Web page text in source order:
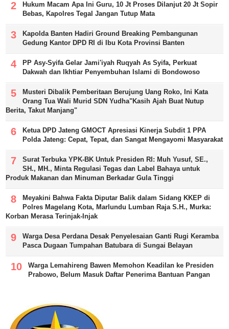
Hukum Macam Apa Ini Guru, 10 Jt Proses Dilanjut 20 Jt Sopir
Bebas, Kapolres Tegal Jangan Tutup Mata
Kapolda Banten Hadiri Ground Breaking Pembangunan
Gedung Kantor DPD RI di Ibu Kota Provinsi Banten
PP Asy-Syifa Gelar Jami'iyah Ruqyah As Syifa, Perkuat
Dakwah dan Ikhtiar Penyembuhan Islami di Bondowoso
Musteri Dibalik Pemberitaan Berujung Uang Roko, Ini Kata
Orang Tua Wali Murid SDN Yudha"Kasih Ajah Buat Nutup
Berita, Takut Manjang"
Ketua DPD Jateng GMOCT Apresiasi Kinerja Subdit 1 PPA
Polda Jateng: Cepat, Tepat, dan Sangat Mengayomi Masyarakat
Surat Terbuka YPK-BK Untuk Presiden RI: Muh Yusuf, SE.,
SH., MH., Minta Regulasi Tegas dan Label Bahaya untuk
Produk Makanan dan Minuman Berkadar Gula Tinggi
Meyakini Bahwa Fakta Diputar Balik dalam Sidang KKEP di
Polres Magelang Kota, Marlundu Lumban Raja S.H., Murka:
Korban Merasa Terinjak-Injak
Warga Desa Perdana Desak Penyelesaian Ganti Rugi Keramba
Pasca Dugaan Tumpahan Batubara di Sungai Belayan
Warga Lemahireng Bawen Memohon Keadilan ke Presiden
Prabowo, Belum Masuk Daftar Penerima Bantuan Pangan